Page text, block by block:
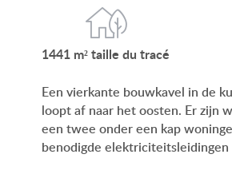
1441 m²taille du tracé
Een vierkante bouwkavel in de
loopt af naar het oosten. Er zijn
een twee onder een kap
benodigde